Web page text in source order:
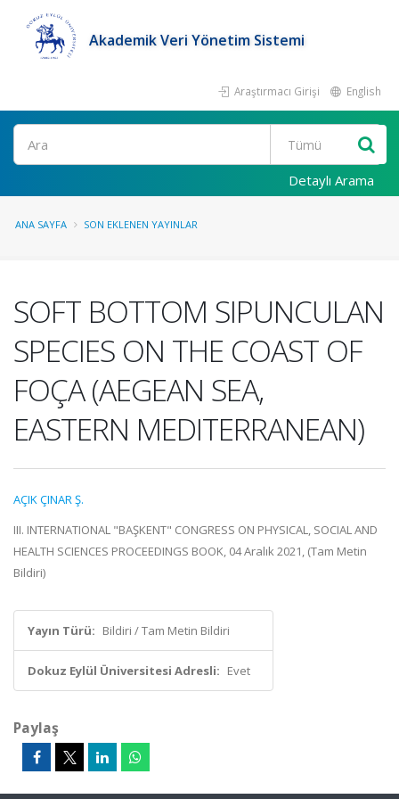
Akademik Veri Yönetim Sistemi
Araştırmacı Girişi English
Ara
Detaylı Arama
ANA SAYFA SON EKLENEN YAYINLAR
SOFT BOTTOM SIPUNCULAN
SPECIES ON THE COAST OF
FOÇA (AEGEAN SEA,
EASTERN MEDITERRANEAN)
AÇIK ÇINAR Ş.
III. INTERNATIONAL "BAŞKENT" CONGRESS ON PHYSICAL, SOCIAL AND
HEALTH SCIENCES PROCEEDINGS BOOK, 04 Aralık 2021, (Tam Metin
Bildiri)
Yayın Türü: Bildiri / Tam Metin Bildiri
Dokuz Eylül Üniversitesi Adresli: Evet
Paylaş